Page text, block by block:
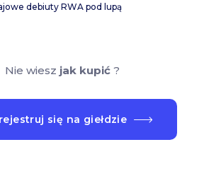
debiuty RWA pod lupą
Nie wiesz jak kupić?
się na giełdzie